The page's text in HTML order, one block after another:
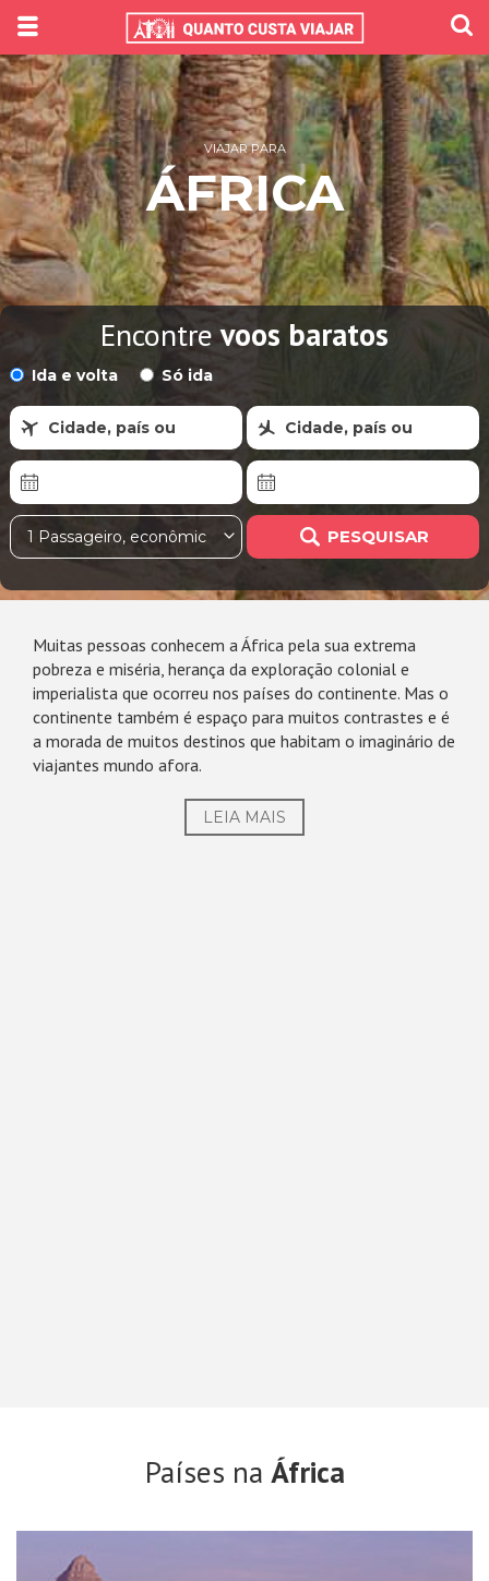
VIAJAR PARA
ÁFRICA
Encontrevoos baratos
Ida e volta Só ida
Cidade, país ou Cidade, país ou
1 Passageiro, econômica PESQUISAR
Muitas pessoas conhecem a África pela sua extrema
pobreza e miséria, herança da exploração colonial e
imperialista que ocorreu nos países do continente. Mas o
continente também é espaço para muitos contrastes e é
a morada de muitos destinos que habitam o imaginário de
viajantes mundo afora.
LEIA MAIS
Países na África